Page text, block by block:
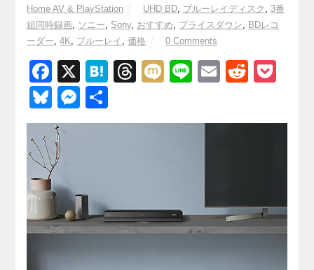
Home AV & PlayStation
UHD BD, ブルーレイディスク , 3番
組同時録画, ソニー, Sony, おすすめ, プライスダウン, BDレコ
ーダー,4K, ブルーレイ ,価格 0 Comments
F
a
c
e
b
o
o
k
X
H
e
T
e
M
Li
e
E
ail
R
d
ck
Bl
u
e
sk
y
M
e
n
g
er
有